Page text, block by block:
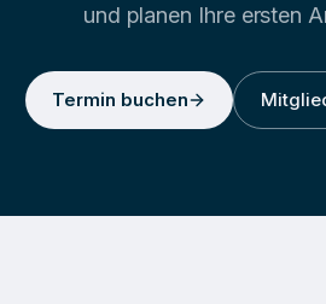
und planen Ihre ersten
Termin buchen